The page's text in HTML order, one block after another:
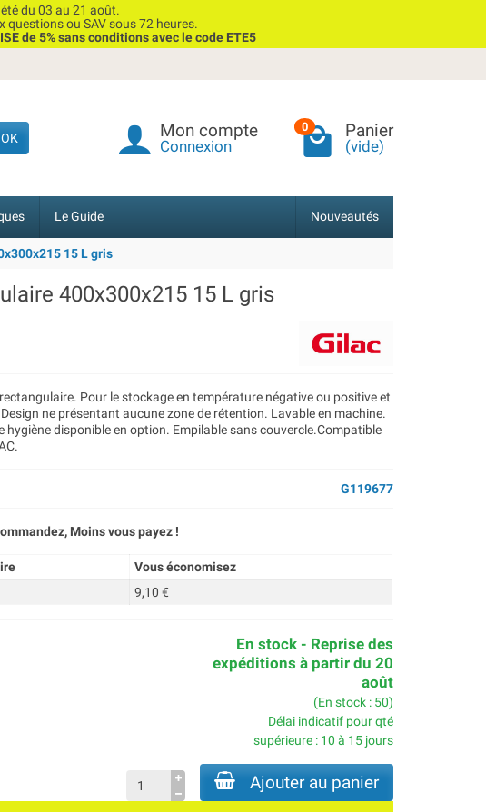
du 03 au 21 août.
questions ou SAV sous 72 heures.
de 5% sans conditions avec le code ETE5
OK Mon compte
Connexion
0 Panier
(vide)
Le Guide Nouveautés
15 L gris
400x300x215 15 L gris
Pour le stockage en température négative ou positive et
ne présentant aucune zone de rétention. Lavable en machine.
hygiène disponible en option. Empilable sans couvercle.Compatible
G119677
Moins vous payez !
Vous économisez
9,10 €
En stock - Reprise des
expéditions à partir du 20
août
(En stock : 50)
Délai indicatif pour qté
supérieure : 10 à 15 jours
Ajouter au panier